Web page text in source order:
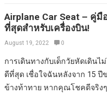
ทั่วไปจะล้างภายในไม่กี่สัปดาห์
อันตรายต่อคนที่มีสุขภาพดี แต่
ระหว่างการจู่โจมและส่งผลใ
เฉพาะอย่างยิ่งสำหรับคนที่ตั้ง
เส้นประสาทในกรณีที่สำคัญก
ปัญหาการมองเห็นปัญหาการไ
ออกกำลังกายเพียงไม่กี่นาทีต่
คืออะไรทำไมมันถึงสำคัญและ
สุขภาพดี ดังนั้นพื้นอุ้งเชิงกราน
เนื้อและเนื้อเยื่อที่อยู่ที่ฐานขอ
สำคัญผ่านเข้าและออกจากร่าง
จะมองไม่เห็นกล้ามเนื้ออื่น ๆ แ
กับกล้ามเนื้ออื่น ๆ ทำไมชั้นอุ้ง
Airplane Car Seat – คู่
ที่สุดสำหรับเครื่องบิน!
August 19, 2022 0
การเดินทางกับเด็กวัยหัดเดิน
ดีที่สุด เชื่อใจฉันหลังจาก 15
ข้างท้าทาย หากคุณโชคดีจริง